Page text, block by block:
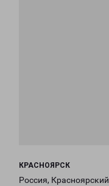
КРАСНОЯРСК
Россия,